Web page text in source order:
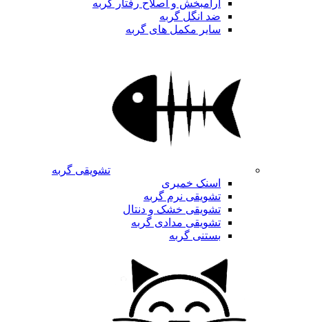
آرامبخش و اصلاح رفتار گربه
ضد انگل گربه
سایر مکمل های گربه
تشویقی گربه
اسنک خمیری
تشویقی نرم گربه
تشویقی خشک و دنتال
تشویقی مدادی گربه
بستنی گربه